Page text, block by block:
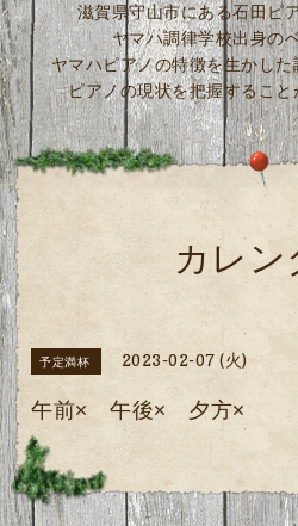
滋賀県守山市にある石田ピ
ヤマハ調律学校出身の
ヤマハピアノの特徴を生かし
ピアノの現状を把握するこ
カレ
予定満杯 2023-02-07 (火)
午前× 午後× 夕方×